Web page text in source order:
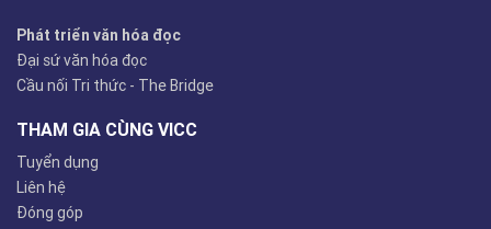
Phát triển văn hóa đọc
Đại sứ văn hóa đọc
Cầu nối Tri thức - The Bridge
THAM GIA CÙNG VICC
Tuyển dụng
Liên hệ
Đóng góp